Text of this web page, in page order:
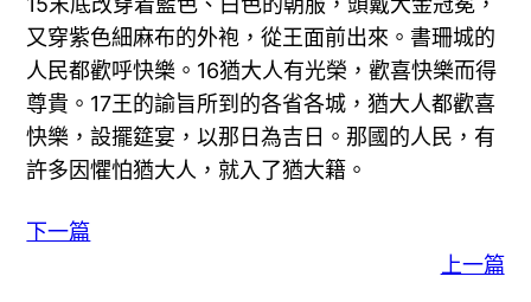
又穿紫色細麻布的外袍，從王面前出來。書珊城的
人民都歡呼快樂。16猶大人有光榮，歡喜快樂而得
尊貴。17王的諭旨所到的各省各城，猶大人都歡喜
快樂，設擺筵宴，以那日為吉日。那國的人民，有
許多因懼怕猶大人，就入了猶大籍。
下一篇
上一篇